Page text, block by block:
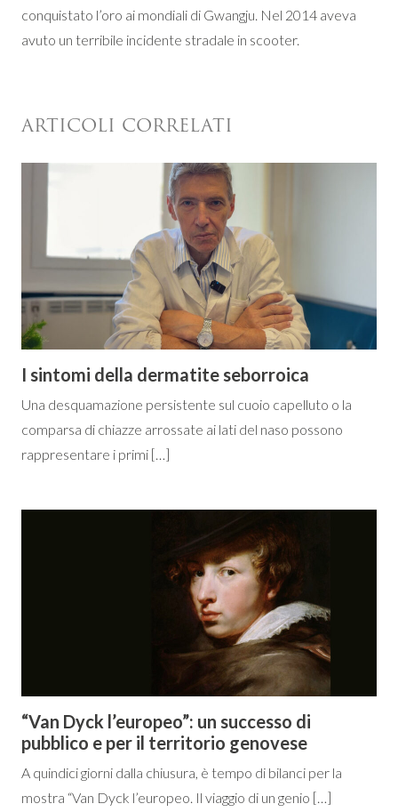
conquistato l’oro ai mondiali di Gwangju. Nel 2014 aveva
avuto un terribile incidente stradale in scooter.
ARTICOLI CORRELATI
I sintomi della dermatite seborroica
Una desquamazione persistente sul cuoio capelluto o la
comparsa di chiazze arrossate ai lati del naso possono
rappresentare i primi […]
“Van Dyck l’europeo”: un successo di
pubblico e per il territorio genovese
A quindici giorni dalla chiusura, è tempo di bilanci per la
mostra “Van Dyck l’europeo. Il viaggio di un genio […]